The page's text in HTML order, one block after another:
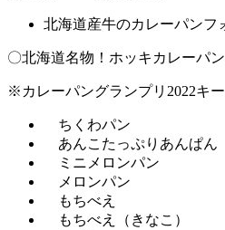
北海道産牛のカレーパンフ
〇北海道名物！ホッキカレーパン
※ カレーパングランプリ 2022キ
ちくわパン
あんこたっぷりあんぱん
ミニメロンパン
メロンパン
もちべえ
もちべえ（きなこ）